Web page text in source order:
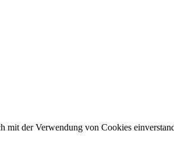
mit der Verwendung von Cookies